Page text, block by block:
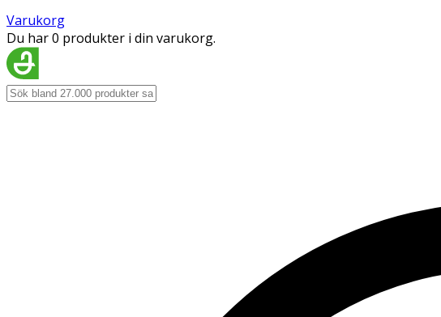
Varukorg
Du har 0 produkter i din varukorg.